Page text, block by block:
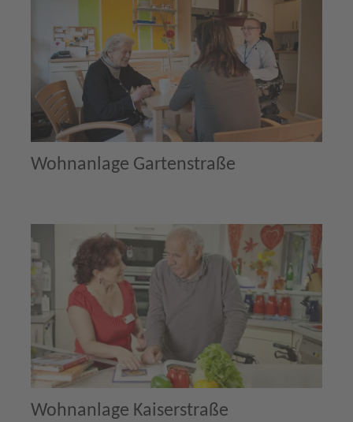
Wohnanlage Gartenstraße
Wohnanlage Kaiserstraße